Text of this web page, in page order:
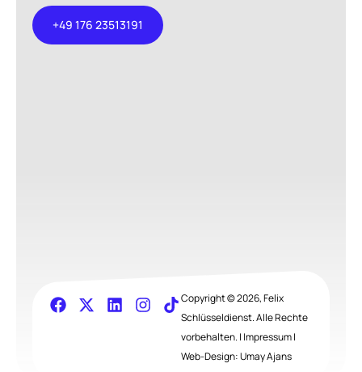
+49 176 23513191
Copyright © 2026, Felix
Schlüsseldienst. Alle Rechte
vorbehalten. | Impressum|
Web-Design:Umay Ajans